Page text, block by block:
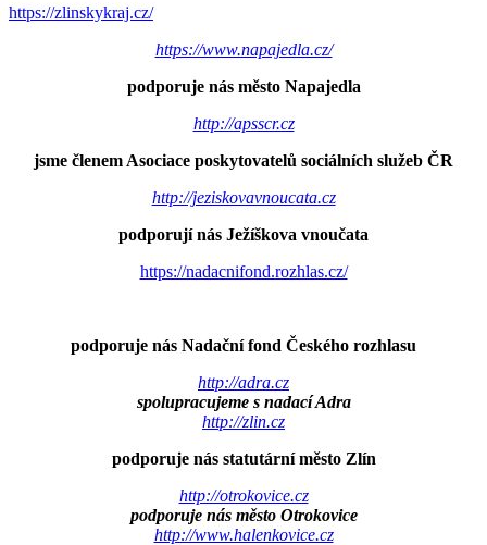
https://zlinskykraj.cz/
https://www.napajedla.cz/
podporuje nás město Napajedla
http://apsscr.cz
jsme členem Asociace poskytovatelů sociálních služeb ČR
http://jeziskovavnoucata.cz
podporují nás Ježíškova vnoučata
https://nadacnifond.rozhlas.cz/
podporuje nás Nadační fond Českého rozhlasu
http://adra.cz
spolupracujeme s nadací Adra
http://zlin.cz
podporuje nás statutární město Zlín
http://otrokovice.cz
podporuje nás město Otrokovice
http://www.halenkovice.cz